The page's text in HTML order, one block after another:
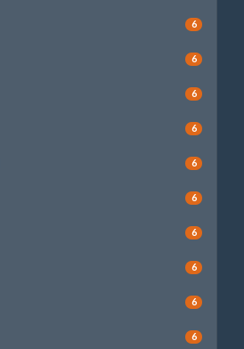
6
6
6
6
6
6
6
6
6
6